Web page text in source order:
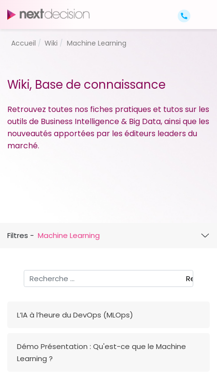
Accueil Wiki Machine Learning
Wiki, Base de connaissance
Retrouvez toutes nos fiches pratiques et tutos sur les
outils de Business Intelligence & Big Data, ainsi que les
nouveautés apportées par les éditeurs leaders du
marché.
Filtres - Machine Learning
L’IA à l’heure du DevOps (MLOps)
Démo Présentation : Qu'est-ce que le Machine
Learning ?